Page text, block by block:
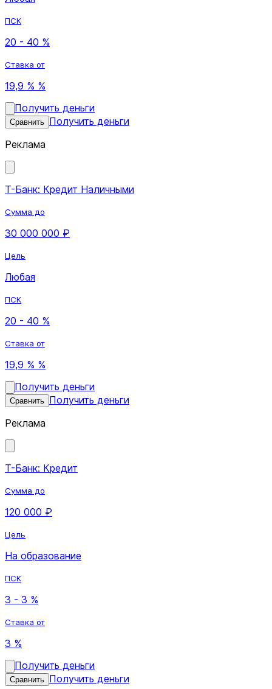
ПСК
20 - 40 %
Ставка от
19,9 % %
Получить деньги
Сравнить Получить деньги
Реклама
Т-Банк: Кредит Наличными
Сумма до
30 000 000 ₽
Цель
Любая
ПСК
20 - 40 %
Ставка от
19,9 % %
Получить деньги
Сравнить Получить деньги
Реклама
Т-Банк: Кредит
Сумма до
120 000 ₽
Цель
На образование
ПСК
3 - 3 %
Ставка от
3 %
Получить деньги
Сравнить Получить деньги